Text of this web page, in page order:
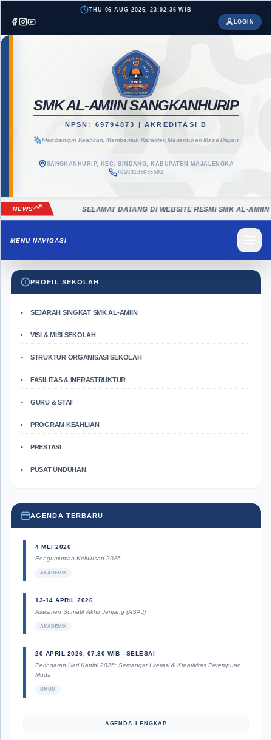
THU 06 AUG 2026, 23:02:38 WIB
LOGIN
SMK AL-AMIIN SANGKANHURIP
NPSN: 69794873 | AKREDITASI B
Membangun Keahlian, Membentuk Karakter, Menentukan Masa Depan
SANGKANHURIP, KEC. SINDANG, KABUPATEN MAJALENGKA
+6283185655502
NEWS SELAMAT DATANG DI WEBSITE RESMI SMK AL-AMIIN
MENU NAVIGASI
PROFIL SEKOLAH
SEJARAH SINGKAT SMK AL-AMIIN
VISI & MISI SEKOLAH
STRUKTUR ORGANISASI SEKOLAH
FASILITAS & INFRASTRUKTUR
GURU & STAF
PROGRAM KEAHLIAN
PRESTASI
PUSAT UNDUHAN
AGENDA TERBARU
4 MEI 2026
Pengumuman Kelulusan 2026
AKADEMIK
13-14 APRIL 2026
Asesmen Sumatif Akhir Jenjang (ASAJ)
AKADEMIK
20 APRIL 2026, 07.30 WIB - SELESAI
Peringatan Hari Kartini 2026: Semangat Literasi & Kreativitas Perempuan
Muda
UMUM
AGENDA LENGKAP